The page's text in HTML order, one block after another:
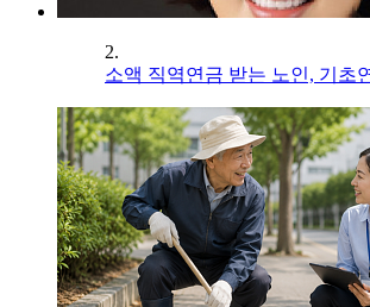
2.
소액 직역연금 받는 노인, 기초